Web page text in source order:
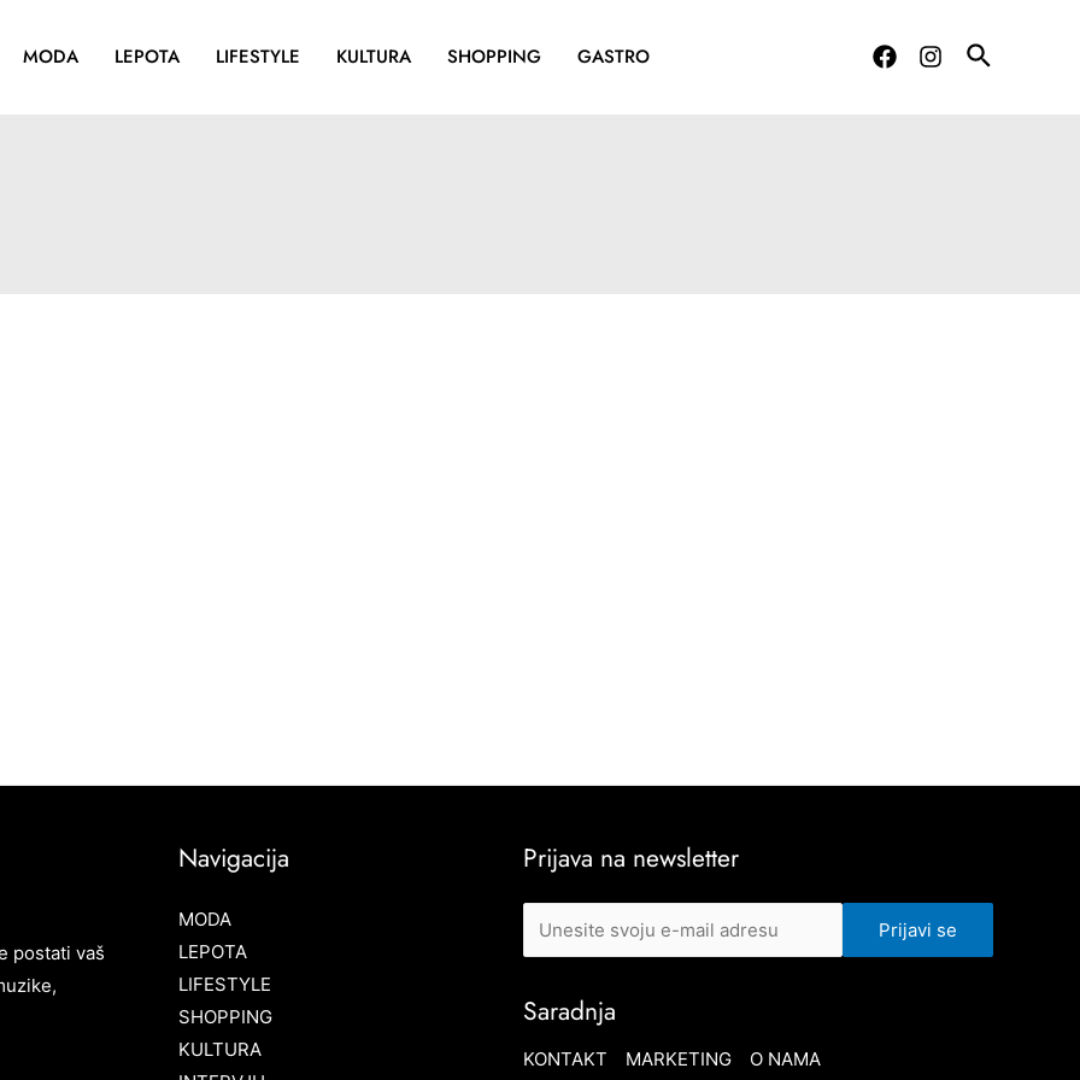
MODA LEPOTA LIFESTYLE KULTURA SHOPPING GASTRO
postati vaš
Navigacija
MODA
LEPOTA
LIFESTYLE
SHOPPING
KULTURA
Prijava na newsletter
Saradnja
KONTAKT MARKETING O NAMA